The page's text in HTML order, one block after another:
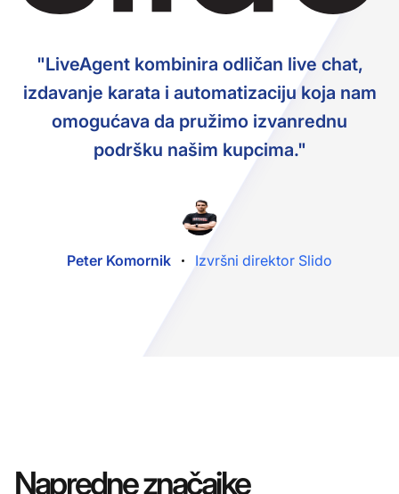
"LiveAgent kombinira odličan live chat,
izdavanje karata i automatizaciju koja nam
omogućava da pružimo izvanrednu
podršku našim kupcima."
Peter Komornik Izvršni direktor Slido
Napredne značajke